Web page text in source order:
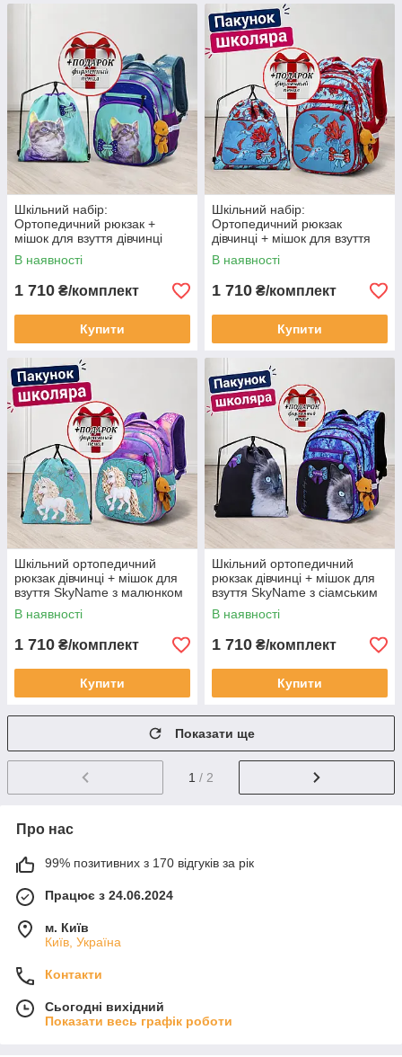
Шкільний набір:
Ортопедичний рюкзак +
мішок для взуття дівчинці
SkyName з кошеням + пенал
у ПОДАРУНОК/ Портфель до
В наявності
1 710 ₴/комплект
Купити
Шкільний набір:
Ортопедичний рюкзак
дівчинці + мішок для взуття
SkyName Калібрі + пенал у
ПОДАРУНОК/ Портфель до
В наявності
1 710 ₴/комплект
Купити
Шкільний ортопедичний
рюкзак дівчинці + мішок для
взуття SkyName з малюнком
єдинорога +пенал у
ПОДАРУНОК Портфель до
В наявності
1 710 ₴/комплект
Купити
Шкільний ортопедичний
рюкзак дівчинці + мішок для
взуття SkyName з сіамським
котиком + пенал у
ПОДАРУНОК Портфель до
В наявності
1 710 ₴/комплект
Купити
Показати ще
1 / 2
Про нас
99% позитивних з 170 відгуків за рік
Працює з 24.06.2024
м. Київ
Київ, Україна
Контакти
Сьогодні вихідний
Показати весь графік роботи